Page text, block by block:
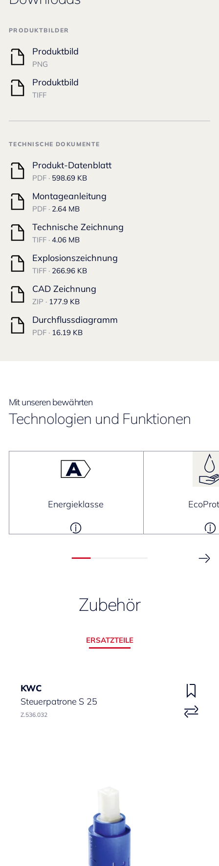
PRODUKTBILDER
Produktbild
PNG
Produktbild
TIFF
TECHNISCHE DOKUMENTE
Produkt-Datenblatt
PDF · 598.69 KB
Montageanleitung
PDF · 2.64 MB
Technische Zeichnung
TIFF · 4.06 MB
Explosionszeichnung
TIFF · 266.96 KB
CAD Zeichnung
ZIP · 177.9 KB
Durchflussdiagramm
PDF · 16.19 KB
Mit unseren bewährten
Technologien und Funktionen
Energieklasse
Zubehör
ERSATZTEILE
KWC
Steuerpatrone S 25
Z.536.032